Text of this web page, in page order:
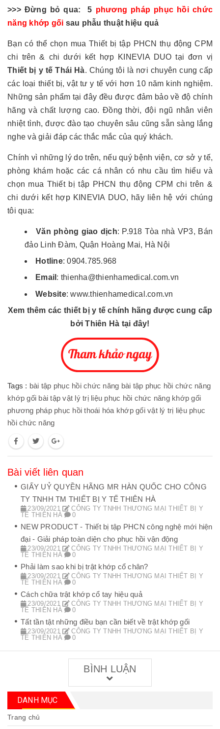
>>> Đừng bỏ qua: 5 phương pháp phục hồi chức
năng khớp gối sau phẫu thuật hiệu quả
Bạn có thể chọn mua Thiết bị tập PHCN thụ động CPM
chi trên & chi dưới kết hợp KINEVIA DUO tại đơn vị
Thiết bị y tế Thái Hà. Chúng tôi là nơi chuyên cung cấp
các loại thiết bị, vật tư y tế với hơn 10 năm kinh nghiệm.
Những sản phẩm tại đây đều được đảm bảo về độ chính
hãng và chất lượng cao. Đồng thời, đội ngũ nhân viên
nhiệt tình, được đào tạo chuyên sâu cũng sẵn sàng lắng
nghe và giải đáp các thắc mắc của quý khách.
Chính vì những lý do trên, nếu quý bệnh viện, cơ sở y tế,
phòng khám hoặc các cá nhân có nhu cầu tìm hiểu và
chọn mua Thiết bị tập PHCN thụ động CPM chi trên &
chi dưới kết hợp KINEVIA DUO, hãy liên hệ với chúng
tôi qua:
Văn phòng giao dịch: P.918 Tòa nhà VP3, Bán
đảo Linh Đàm, Quận Hoàng Mai, Hà Nội
Hotline: 0904.785.968
Email : thienha@thienhamedical.com.vn
Website: www.thienhamedical.com.vn
Xem thêm các thiết bị y tế chính hãng được cung cấp
bởi Thiên Hà tại đây!
Tags : bài tập phục hồi chức năng bài tập phục hồi chức năng
khớp gối bài tập vật lý trị liệu phục hồi chức năng khớp gối
phương pháp phục hồi thoái hóa khớp gối vật lý trị liệu phục
hồi chức năng
Bài viết liên quan
GIẤY UỶ QUYỀN HÃNG MR HÀN QUỐC CHO CÔNG
TY TNHH TM THIẾT BỊ Y TẾ THIÊN HÀ
23/09/2021
CÔNG TY TNHH THƯƠNG MẠI THIẾT BỊ Y
TẾ THIÊN HÀ
0
NEW PRODUCT - Thiết bị tập PHCN công nghệ mới hiện
đại - Giải pháp toàn diện cho phục hồi vận động
23/09/2021
CÔNG TY TNHH THƯƠNG MẠI THIẾT BỊ Y
TẾ THIÊN HÀ
0
Phải làm sao khi bị trật khớp cổ chân?
23/09/2021
CÔNG TY TNHH THƯƠNG MẠI THIẾT BỊ Y
TẾ THIÊN HÀ
0
Cách chữa trật khớp cổ tay hiệu quả
23/09/2021
CÔNG TY TNHH THƯƠNG MẠI THIẾT BỊ Y
TẾ THIÊN HÀ
0
Tất tần tật những điều bạn cần biết về trật khớp gối
23/09/2021
CÔNG TY TNHH THƯƠNG MẠI THIẾT BỊ Y
TẾ THIÊN HÀ
0
BÌNH LUẬN
DANH MỤC
Trang chủ